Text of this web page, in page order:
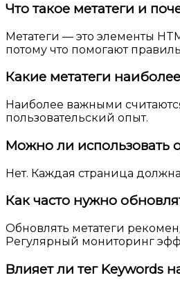
Что такое метатеги и
Метатеги — это элементы
потому что помогают
Какие метатеги
Наиболее важными
пользовательский опыт.
Можно ли использовать
Нет. Каждая страница
Как часто нужно
Обновлять метатеги
Регулярный мониторинг
Влияет ли тег Keywords